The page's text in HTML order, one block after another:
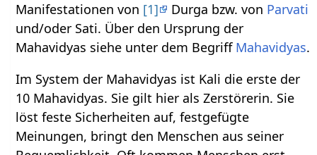
Manifestationen von [1] Durga bzw. von Parvati
und/oder Sati. Über den Ursprung der
Mahavidyas siehe unter dem Begriff Mahavidyas.
Im System der Mahavidyas ist Kali die erste der
10 Mahavidyas. Sie gilt hier als Zerstörerin. Sie
löst feste Sicherheiten auf, festgefügte
Meinungen, bringt den Menschen aus seiner